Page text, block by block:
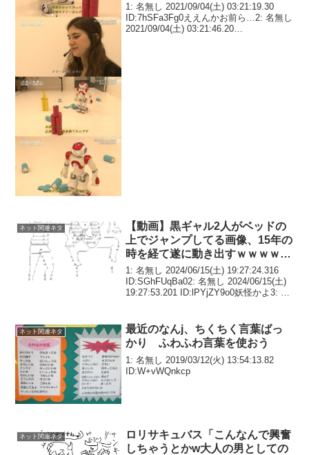
1: 名無し 2021/09/04(土) 03:21:19.30
ID:7hSFa3Fg0ええんかお前ら…2: 名無し
2021/09/04(土) 03:21:46.20
ネット関連ネタ
【動画】黒ギャル2人がベッドの
上でジャンプしてる画像、15年の
時を経て遂に動き出すｗｗｗｗｗ
ｗｗｗｗｗｗｗｗｗｗｗｗ
1: 名無し 2024/06/15(土) 19:27:24.316
ID:SGhFUqBa02: 名無し 2024/06/15(土)
19:27:53.201 ID:lPYjZY9o0妖怪かよ3: 名
ネット関連ネタ
最近のなんj、ちくちく言葉ばっ
かり ふわふわ言葉を使おう
1: 名無し 2019/03/12(火) 13:54:13.82
ID:W+vWQnkcp
ネット関連ネタ
ロリサキュバス「こんなんで興奮
しちゃうとかw大人の男としての